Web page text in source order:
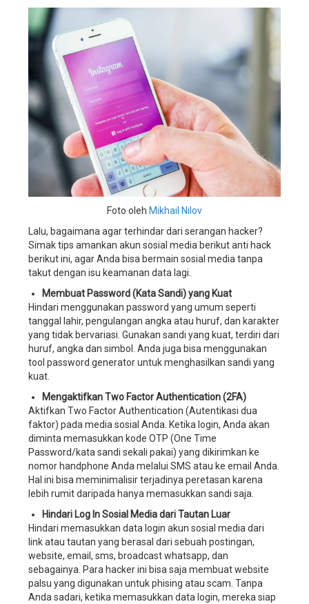
Foto oleh Mikhail Nilov
Lalu, bagaimana agar terhindar dari serangan hacker?
Simak tips amankan akun sosial media berikut anti hack
berikut ini, agar Anda bisa bermain sosial media tanpa
takut dengan isu keamanan data lagi.
Membuat Password (Kata Sandi) yang Kuat
Hindari menggunakan password yang umum seperti
tanggal lahir, pengulangan angka atau huruf, dan karakter
yang tidak bervariasi. Gunakan sandi yang kuat, terdiri dari
huruf, angka dan simbol. Anda juga bisa menggunakan
tool password generatoruntuk menghasilkan sandi yang
kuat.
MengaktifkanTwo Factor Authentication(2FA)
AktifkanTwo Factor Authentication (Autentikasi dua
faktor) pada media sosial Anda. Ketika login, Anda akan
diminta memasukkan kode OTP (One Time
Password/kata sandi sekali pakai) yang dikirimkan ke
nomor handphone Anda melalui SMS atau ke email Anda.
Hal ini bisa meminimalisir terjadinya peretasan karena
lebih rumit daripada hanya memasukkan sandi saja.
Hindari Log In Sosial Media dari Tautan Luar
Hindari memasukkan data login akun sosial media dari
link atau tautan yang berasal dari sebuah postingan,
website, email, sms, broadcast whatsapp, dan
sebagainya. Para hacker ini bisa saja membuat website
palsu yang digunakan untuk phising atau scam. Tanpa
Anda sadari, ketika memasukkan data login, mereka siap
organizer,
aplikasi
manajemen
aplikasi
manajemen
wedding
planner,
sistem
organizer,
manajemen
wedding
manajemen
wedding
planner,
software
manajemen
organizer,
software
manajemen
service,
software
wedding
planner,
aplikasi
manajemen
wedding